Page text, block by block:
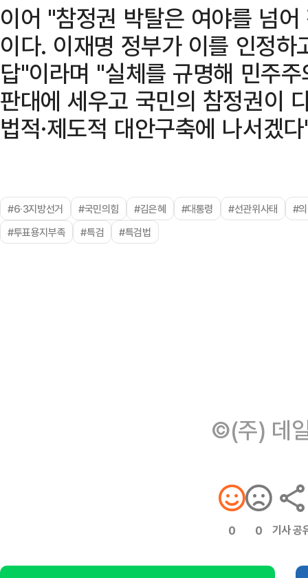
이어 "참정권 박탈은 여야를 넘
이다. 이재명 정부가 이를 인정
답"이라며 "실체를 규명해 민주
판대에 세우고 국민의 참정권이
법적·제도적 대안구축에 나서겠
#6·3지방선거 #국민의힘 #김은혜 #대통령 #선관위사태
#
#투표용지부족
#특검 #특검법
©(주) 데
0 0 기사 공